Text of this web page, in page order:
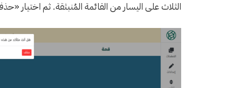
الثلاث على اليسار من القائمة المُنبثقة. ثم اختيار